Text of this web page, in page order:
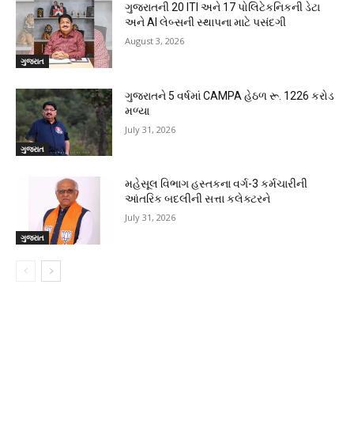
ગુજરાત
ગુજરાતની 20 ITI અને 17 પોલિટેકનિકની ડેટા
અને AI લેબ્સની સ્થાપના માટે પસંદગી
August 3, 2026
ગુજરાત
ગુજરાતને 5 વર્ષમાં CAMPA હેઠળ રૂ. 1226 કરોડ
મળ્યા
July 31, 2026
ગુજરાત
મહેસૂલ વિભાગ હસ્તકના વર્ગ-3 કર્મચારીની
આંતરિક બદલીની સત્તા કલેક્ટરને
July 31, 2026